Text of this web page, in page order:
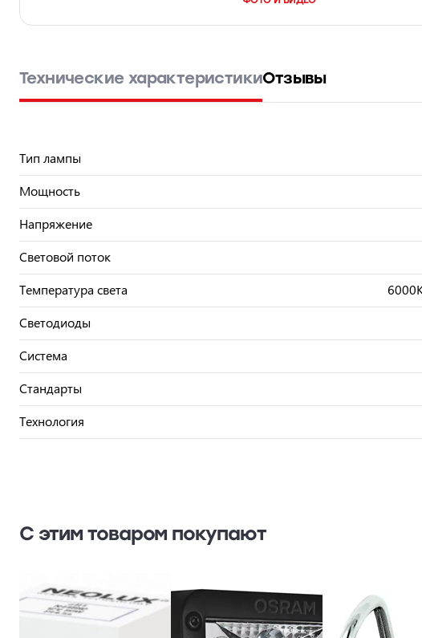
Технические характеристикиОтзывы
Тип лампы
Мощность
Напряжение
Световой поток
Температура света
Светодиоды
Система
Стандарты
Технология
С этим товаром покупают